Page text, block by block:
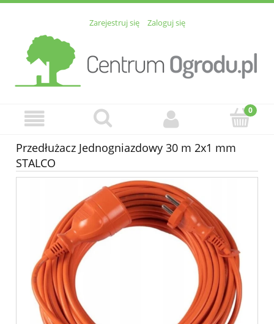
Zarejestruj się Zaloguj się
Przedłużacz Jednogniazdowy 30 m 2x1 mm
STALCO